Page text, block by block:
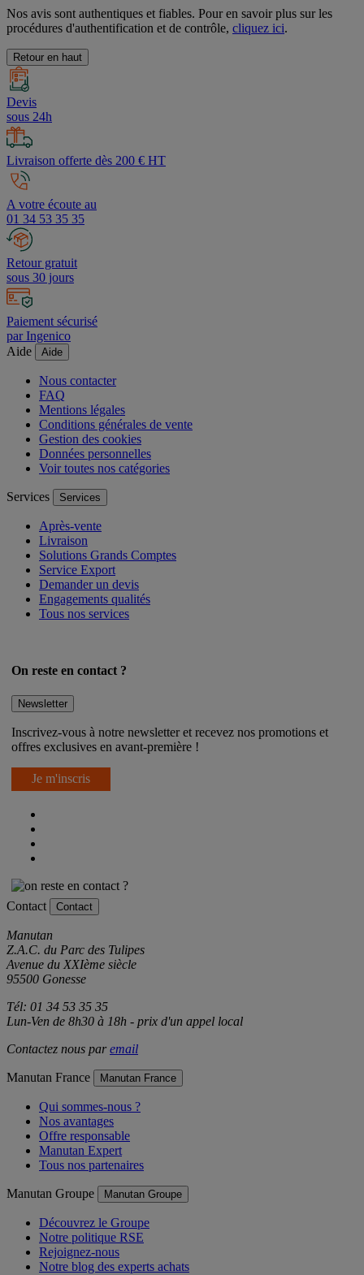
Nos avis sont authentiques et fiables. Pour en savoir plus sur les
Retour en haut
Devis
sous 24h
Livraison offerte dès 200 € HT
A votre écoute au
01 34 53 35 35
Retour gratuit
sous 30 jours
Paiement sécurisé
par Ingenico
Nous contacter
FAQ
Mentions légales
Conditions générales de vente
Gestion des cookies
Données personnelles
Après-vente
Livraison
Solutions Grands Comptes
Service Export
Demander un devis
Engagements qualités
Inscrivez-vous à notre newsletter et recevez nos promotions et
Je m'inscris
Manutan
Z.A.C. du Parc des Tulipes
Avenue du XXIème siècle
Tél: 01 34 53 35 35
Qui sommes-nous ?
Nos avantages
Offre responsable
Manutan Expert
Découvrez le Groupe
Notre politique RSE
Rejoignez-nous